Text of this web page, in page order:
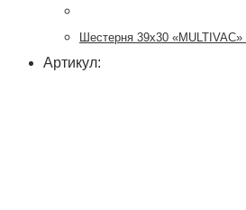
Шестерня 39х30 «MULTIVAC»
Артикул: